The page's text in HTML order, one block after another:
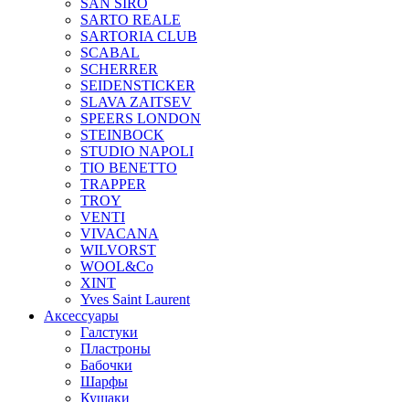
SARTO REALE
SARTORIA CLUB
SCABAL
SCHERRER
SEIDENSTICKER
SLAVA ZAITSEV
SPEERS LONDON
STEINBOCK
STUDIO NAPOLI
TIO BENETTO
TRAPPER
TROY
VENTI
VIVACANA
WILVORST
WOOL&Co
XINT
Yves Saint Laurent
Аксессуары
Галстуки
Пластроны
Бабочки
Шарфы
Кушаки